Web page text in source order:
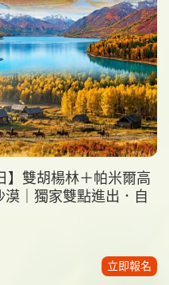
】雙胡楊林＋帕米爾高
｜獨家雙點進出．自
立即報名